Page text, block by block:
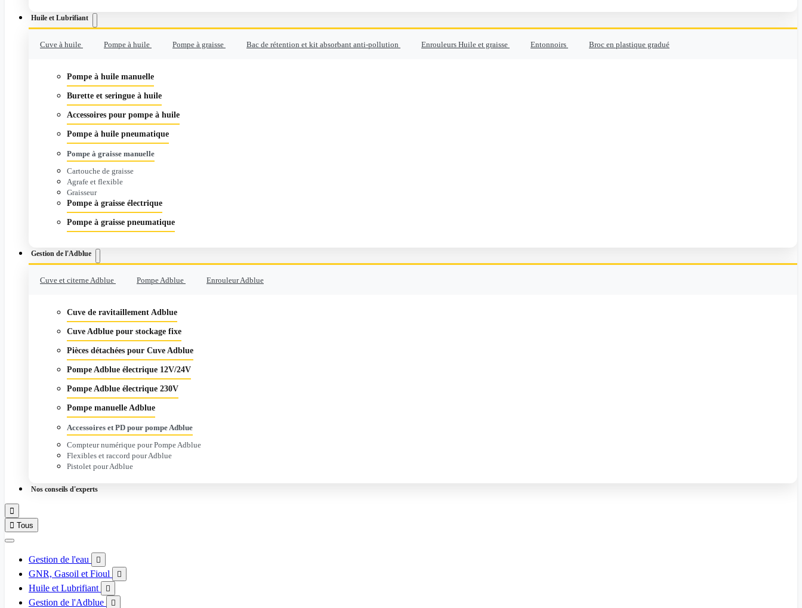
Huile et Lubrifiant
Cuve à huile Pompe à huile Pompe à graisse Bac de rétention et kit absorbant anti-pollution Enrouleurs Huile et graisse Entonnoirs Broc en plastique gradué
Pompe à huile manuelle
Burette et seringue à huile
Accessoires pour pompe à huile
Pompe à huile pneumatique
Pompe à graisse manuelle
Cartouche de graisse
Agrafe et flexible
Graisseur
Pompe à graisse électrique
Pompe à graisse pneumatique
Gestion de l'Adblue
Cuve et citerne Adblue Pompe Adblue Enrouleur Adblue
Cuve de ravitaillement Adblue
Cuve Adblue pour stockage fixe
Pièces détachées pour Cuve Adblue
Pompe Adblue électrique 12V/24V
Pompe Adblue électrique 230V
Pompe manuelle Adblue
Accessoires et PD pour pompe Adblue
Compteur numérique pour Pompe Adblue
Flexibles et raccord pour Adblue
Pistolet pour Adblue
Nos conseils d'experts

 Tous
Gestion de l'eau 
GNR, Gasoil et Fioul 
Huile et Lubrifiant 
Gestion de l'Adblue 